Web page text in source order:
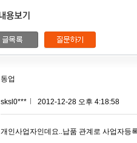
동업
sksl0*** 2012-12-28 오후 4:18:58
개인사업자인데요..납품 관계로 사업자등